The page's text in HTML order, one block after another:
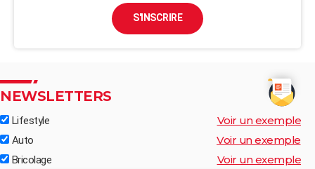
S'INSCRIRE
NEWSLETTERS
Lifestyle Voir un exemple
Auto Voir un exemple
Bricolage Voir un exemple